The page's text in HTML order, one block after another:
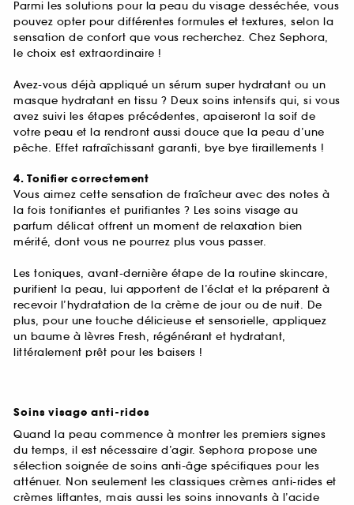
Parmi les solutions pour la peau du visage desséchée, vous
pouvez opter pour différentes formules et textures, selon la
sensation de confort que vous recherchez. Chez Sephora,
le choix est extraordinaire !
Avez-vous déjà appliqué un sérum super hydratant ou un
masque hydratant en tissu ? Deux soins intensifs qui, si vous
avez suivi les étapes précédentes, apaiseront la soif de
votre peau et la rendront aussi douce que la peau d’une
pêche. Effet rafraîchissant garanti, bye bye tiraillements !
4. Tonifier correctement
Vous aimez cette sensation de fraîcheur avec des notes à
la fois tonifiantes et purifiantes ? Les soins visage au
parfum délicat offrent un moment de relaxation bien
mérité, dont vous ne pourrez plus vous passer.
Les toniques, avant-dernière étape de la routine skincare,
purifient la peau, lui apportent de l’éclat et la préparent à
recevoir l’hydratation de la crème de jour ou de nuit. De
plus, pour une touche délicieuse et sensorielle, appliquez
un baume à lèvres Fresh, régénérant et hydratant,
littéralement prêt pour les baisers !
Soins visage anti-rides
Quand la peau commence à montrer les premiers signes
du temps, il est nécessaire d’agir. Sephora propose une
sélection soignée de soins anti-âge spécifiques pour les
atténuer. Non seulement les classiques crèmes anti-rides et
crèmes liftantes, mais aussi les soins innovants à l’acide